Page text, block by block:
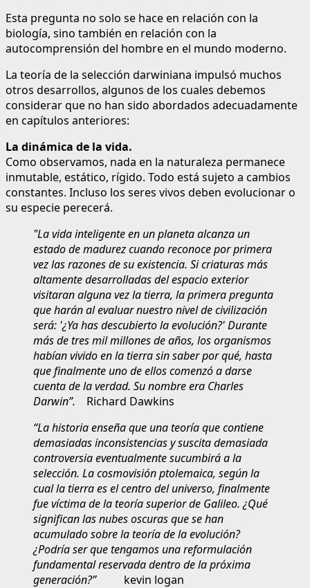
Esta pregunta no solo se hace en relación con la
biología, sino también en relación con la
autocomprensión del hombre en el mundo moderno.
La teoría de la selección darwiniana impulsó muchos
otros desarrollos, algunos de los cuales debemos
considerar que no han sido abordados adecuadamente
en capítulos anteriores:
La dinámica de la vida.
Como observamos, nada en la naturaleza permanece
inmutable, estático, rígido. Todo está sujeto a cambios
constantes. Incluso los seres vivos deben evolucionar o
su especie perecerá.
"La vida inteligente en un planeta alcanza un
estado de madurez cuando reconoce por primera
vez las razones de su existencia. Si criaturas más
altamente desarrolladas del espacio exterior
visitaran alguna vez la tierra, la primera pregunta
que harán al evaluar nuestro nivel de civilización
será: '¿Ya has descubierto la evolución?' Durante
más de tres mil millones de años, los organismos
habían vivido en la tierra sin saber por qué, hasta
que finalmente uno de ellos comenzó a darse
cuenta de la verdad. Su nombre era Charles
Darwin”. Richard Dawkins
“La historia enseña que una teoría que contiene
demasiadas inconsistencias y suscita demasiada
controversia eventualmente sucumbirá a la
selección. La cosmovisión ptolemaica, según la
cual la tierra es el centro del universo, finalmente
fue víctima de la teoría superior de Galileo. ¿Qué
significan las nubes oscuras que se han
acumulado sobre la teoría de la evolución?
¿Podría ser que tengamos una reformulación
fundamental reservada dentro de la próxima
generación?” kevin logan